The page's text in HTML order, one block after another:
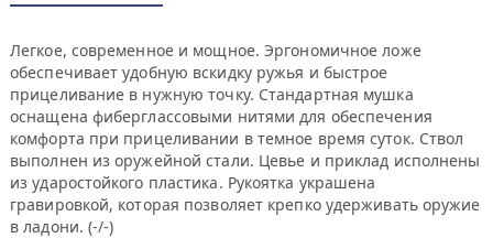
Легкое, современное и мощное. Эргономичное ложе
обеспечивает удобную вскидку ружья и быстрое
прицеливание в нужную точку. Стандартная мушка
оснащена фиберглассовыми нитями для обеспечения
комфорта при прицеливании в темное время суток. Ствол
выполнен из оружейной стали. Цевье и приклад исполнены
из ударостойкого пластика. Рукоятка украшена
гравировкой, которая позволяет крепко удерживать оружие
в ладони. (-/-)